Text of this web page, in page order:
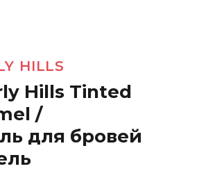
HILLS
Hills Tinted
/
для бровей